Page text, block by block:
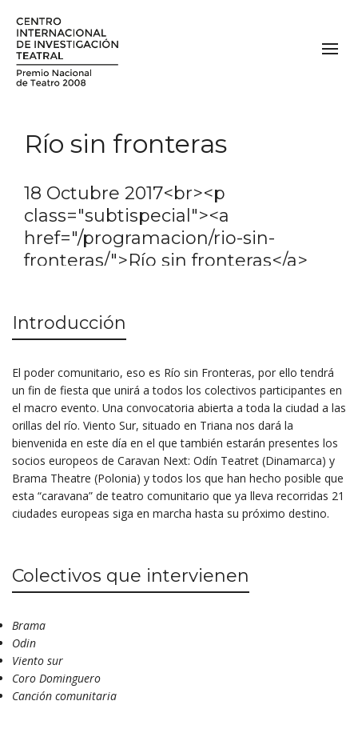
Río sin fronteras
18 Octubre 2017<br><p
class="subtispecial"><a
href="/programacion/rio-sin-
fronteras/">Río sin fronteras</a>
Introducción
El poder comunitario, eso es Río sin Fronteras, por ello tendrá
un fin de fiesta que unirá a todos los colectivos participantes en
el macro evento. Una convocatoria abierta a toda la ciudad a las
orillas del río. Viento Sur, situado en Triana nos dará la
bienvenida en este día en el que también estarán presentes los
socios europeos de Caravan Next: Odín Teatret (Dinamarca) y
Brama Theatre (Polonia) y todos los que han hecho posible que
esta “caravana” de teatro comunitario que ya lleva recorridas 21
ciudades europeas siga en marcha hasta su próximo destino.
Colectivos que intervienen
Brama
Odin
Viento sur
Coro Dominguero
Canción comunitaria